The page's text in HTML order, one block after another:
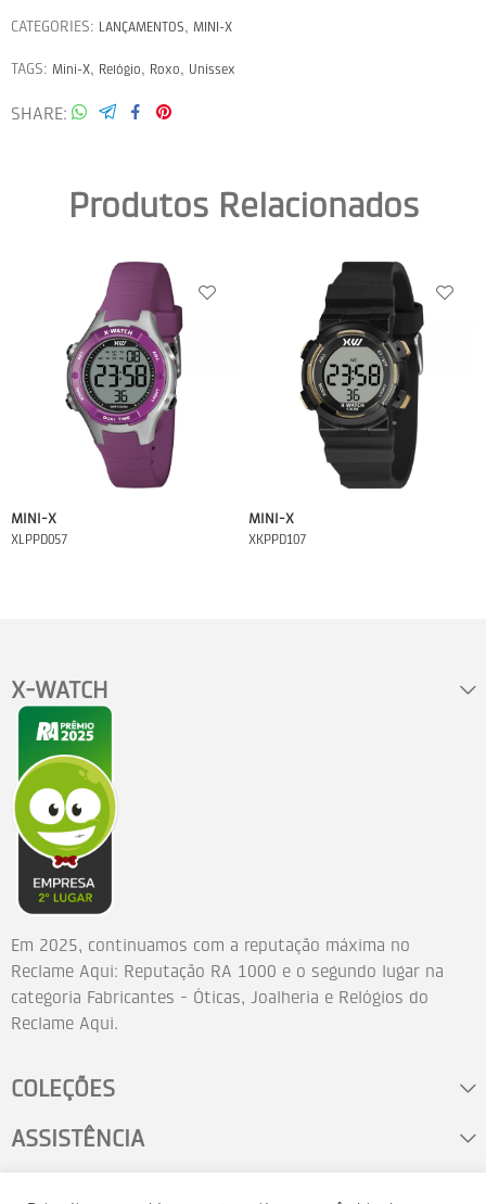
CATEGORIES: LANÇAMENTOS, MINI-X
TAGS: Mini-X, Relógio, Roxo, Unissex
SHARE
Produtos Relacionados
MINI-X
XLPPD057
MINI-X
XKPPD107
X-WATCH
Em 2025, continuamos com a reputação máxima no
Reclame Aqui: Reputação RA 1000 e o segundo lugar na
categoria Fabricantes - Óticas, Joalheria e Relógios do
Reclame Aqui.
COLEÇÕES
ASSISTÊNCIA